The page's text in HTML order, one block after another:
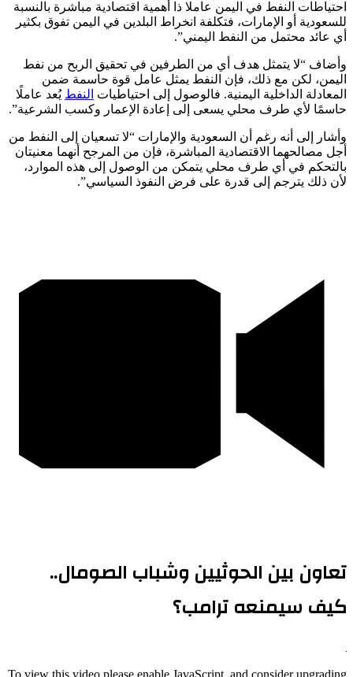
احتياطات النفط في اليمن عاملا ذا أهمية اقتصادية مباشرة بالنسبة
للسعودية أو الإمارات، فتكلفة انخراط البلدين في اليمن تفوق بكثير
أي عائد محتمل من النفط اليمني”.
وأضاف “لا يتمثل هدف أي من الطرفين في تحقيق الربح من نفط
اليمن، لكن مع ذلك، فإن النفط يمثل عامل قوة حاسمة ضمن
المعادلة الداخلية اليمنية. فالوصول إلى احتياطيات النفط يُعد عاملًا
حاسمًا لأي طرف محلي يسعى إلى إعادة الإعمار وكسب الشرعية”.
وأشار إلى أنه رغم أن السعودية والإمارات “لا تسعيان إلى النفط من
أجل مصالحهما الاقتصادية المباشرة، فإن من المرجح أنهما معنيتان
بالتحكم في أي طرف محلي يتمكن من الوصول إلى هذه الموارد،
لأن ذلك يترجم إلى قدرة على فرض النفوذ السياسي”.
تعاون بين الحوثيين وشباب الصومال..
كيف سيمنعه ترامب؟